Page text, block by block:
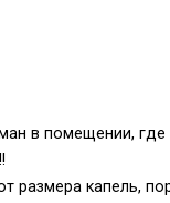
в помещении,
размера капель,